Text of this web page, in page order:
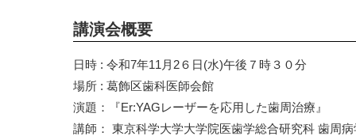
講演会概要
日時 : 令和7年11月2６日(水)午後７時３０分
場所 : 葛飾区歯科医師会館
演題：『Er:YAGレーザーを応用した歯周治療』
講師： 東京科学大学大学院医歯学総合研究科 歯